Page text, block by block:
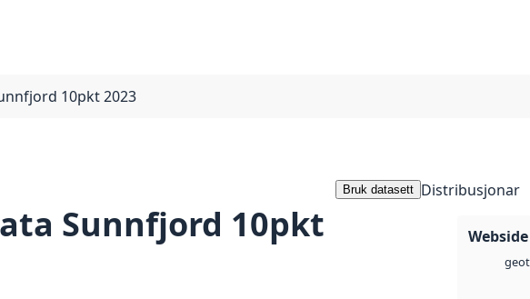
10pkt 2023
Sunnfjord 10pkt
Bruk datasett Distribusjonar
Webside